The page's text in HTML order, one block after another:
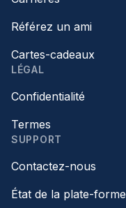
Référez un ami
Cartes-cadeaux
LÉGAL
Confidentialité
Termes
SUPPORT
Contactez-nous
État de la plate-forme